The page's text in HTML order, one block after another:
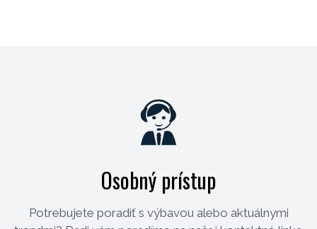
Osobný prístup
Potrebujete poradiť s výbavou alebo aktuálnymi